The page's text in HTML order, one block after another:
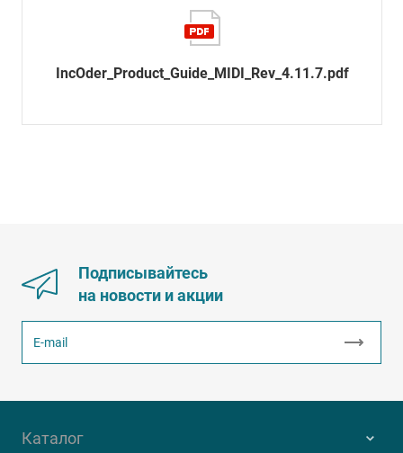
IncOder_Product_Guide_MIDI_Rev_4.11.7.pdf
Подписывайтесь
на новости и акции
Каталог